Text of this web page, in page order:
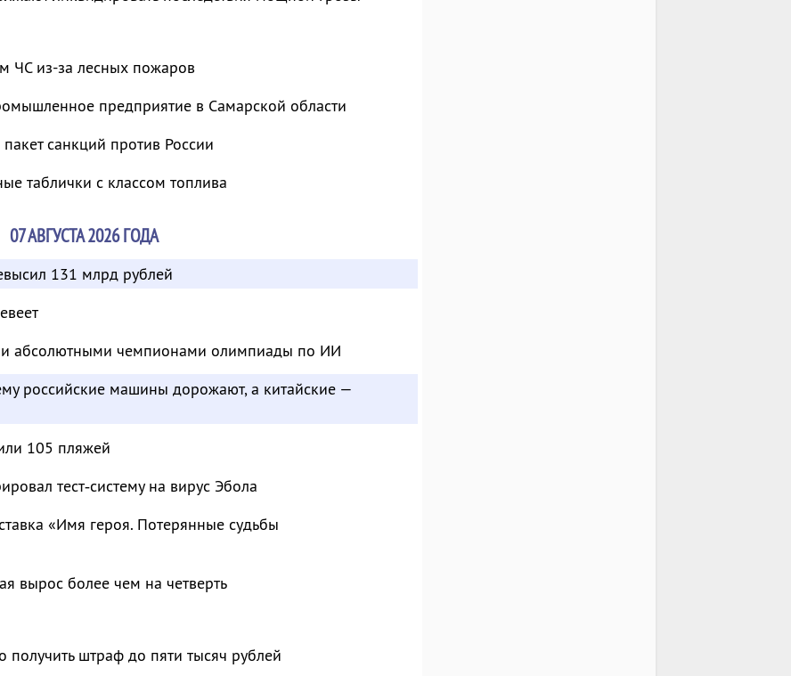
ЧС из-за лесных пожаров
предприятие в Самарской области
санкций против России
таблички с классом топлива
07 АВГУСТА 2026 ГОДА
131 млрд рублей
абсолютными чемпионами олимпиады по ИИ
российские машины дорожают, а китайские —
105 пляжей
тест‑систему на вирус Эбола
«Имя героя. Потерянные судьбы
вырос более чем на четверть
штраф до пяти тысяч рублей